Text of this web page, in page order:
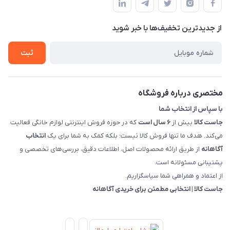
هماهنگی"
حساب کاربری
تماس با ما
پرسش های شما
شرایط و ضوابط گارانتی
روش های بازگرداندن کالا
از جدید‌ترین تخفیف‌ها با‌ خبر شوید
ثبت
مختصری درباره فروشگاه
با سپاس از انتخاب شما
جاست کالا بیش از ۶ سال است
که در حوزه فروش اینترنتی لوازم خانگی فعالیت
می‌کند. هدف ما تنها فروش کالا نیست؛ بلکه کمک به شما برای یک انتخاب
آگاهانه از طریق ارائه محصولات اصل، اطلاعات دقیق، بررسی‌های تخصصی و
پشتیبانی مسئولانه است.
از اعتماد و همراهی شما سپاسگزاریم.
جاست کالا | انتخابی مطمئن برای خریدی آگاهانه